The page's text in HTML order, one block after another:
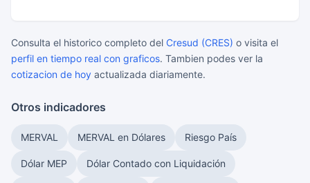
Consulta el historico completo del Cresud (CRES) o visita el
perfil en tiempo real con graficos. Tambien podes ver la
cotizacion de hoy actualizada diariamente.
Otros indicadores
MERVAL MERVAL en Dólares Riesgo País
Dólar MEP Dólar Contado con Liquidación